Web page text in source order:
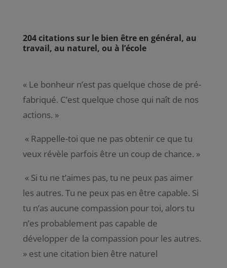
204 citations sur le bien être en général, au
travail, au naturel, ou à l’école
« Le bonheur n’est pas quelque chose de pré-
fabriqué. C’est quelque chose qui naît de nos
actions. »
« Rappelle-toi que ne pas obtenir ce que tu
veux révèle parfois être un coup de chance. »
« Si tu ne t’aimes pas, tu ne peux pas aimer
les autres. Tu ne peux pas en être capable. Si
tu n’as aucune compassion pour toi, alors tu
n’es probablement pas capable de
développer de la compassion pour les autres.
» est une citation bien être naturel